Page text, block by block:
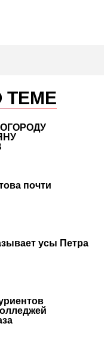
ТЕМЕ
почти
усы Петра